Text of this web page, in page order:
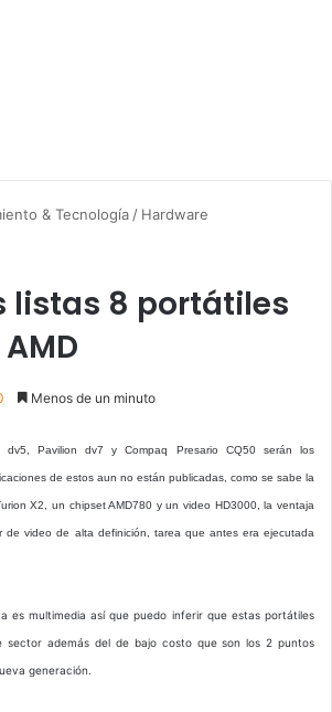
& Tecnología / Hardware
listas 8 portátiles
Menos de un minuto
dv5, Pavilion dv7 y Compaq Presario CQ50 serán los
de estos aun no están publicadas, como se sabe la
X2, un chipset AMD780 y un video HD3000, la ventaja
de video de alta definición, tarea que antes era ejecutada
es multimedia así que puedo inferir que estas portátiles
sector además del de bajo costo que son los 2 puntos
generación.